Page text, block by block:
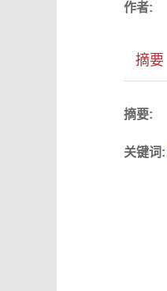
作者:
摘要
摘要:
关键词: